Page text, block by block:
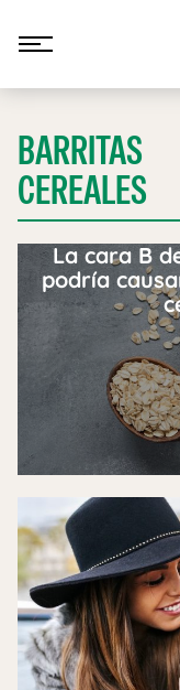
BARRITAS
CEREALES
La cara B
podría